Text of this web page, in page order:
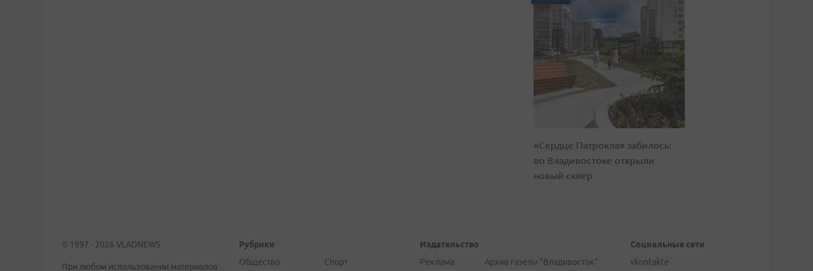
«Сердце Патрокла» забилось:
во Владивостоке открыли
новый сквер
© 1997 - 2026 VLADNEWS
При любом использовании материалов
Рубрики
Общество
Спорт
Издательство
Реклама
Архив газеты "Владивосток"
Социальные сети
vkontakte